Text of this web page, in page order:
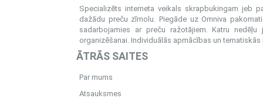
Specializēts interneta veikals skrapbukingam jeb
dažādu preču zīmolu. Piegāde uz Omniva
sadarbojamies ar preču ražotājiem. Katru
organizēšanai. Individuālās apmācības un
ĀTRĀS SAITES
Par mums
Atsauksmes